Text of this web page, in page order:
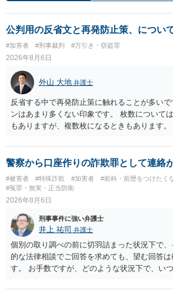
公判用の反省文と再発防止策、につい
#加害者 #刑事裁判 #万引き・窃盗罪
2026年8月6日
外山 大地 弁護士
反省する中で再発防止策に触れることが多い
ンはあまり多くない印象です。 枚数について
もありますが、複数枚になるときもあります
います。 したがいまして、いずれも良いかと
警察から口座作りの詐欺罪として連絡
#被害者 #特殊詐欺 #加害者 #前科・前歴をつけたく
#冤罪・無実・正当防衛
2026年8月6日
刑事事件に強い弁護士
井上 祐司 弁護士
個別の取り調べの前に切羽詰まった状況下で
的な法律相談でご回答を求めても、望む回答
す。 お手数ですが、どのような状況下で、い
の程度だと聞いているのかということについ